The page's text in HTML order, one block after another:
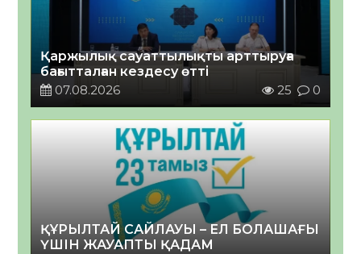
Қаржылық сауаттылықты арттыруға
бағытталған кездесу өтті
07.08.2026
25 0
ҚҰРЫЛТАЙ САЙЛАУЫ – ЕЛ БОЛАШАҒЫ
ҮШІН ЖАУАПТЫ ҚАДАМ